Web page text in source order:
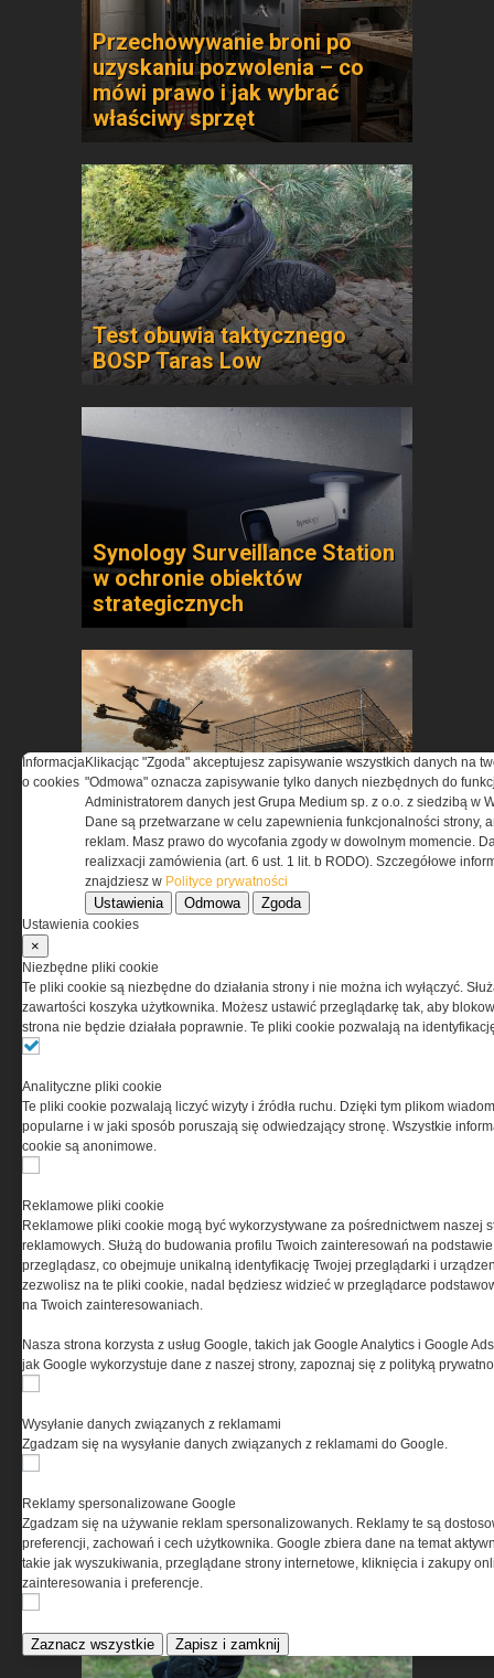
Przechowywanie broni po
uzyskaniu pozwolenia – co
mówi prawo i jak wybrać
właściwy sprzęt
Test obuwia taktycznego
BOSP Taras Low
Synology Surveillance Station
w ochronie obiektów
strategicznych
Pasywna osłona antydronowa
w ochronie infrastruktury
krytycznej
ASTRIVA. Kiedy ochrona
laboratorium
Security Expo 2026 – trzy dni
innowacji, wiedzy i spotkań
liderów branży
Benelli Nova 3 Tactical –
nowoczesna definicja strzelby
pump-action
Informacja
o cookies
Klikacjąc "Zgoda" akceptujesz zapisywanie wszystkich danych na
"Odmowa" oznacza zapisywanie tylko danych niezbędnych do
Administratorem danych jest Grupa Medium sp. z o.o. z siedzibą w
Dane są przetwarzane w celu zapewnienia funkcjonalności strony,
reklam. Masz prawo do wycofania zgody w dowolnym momencie.
realizxacji zamówienia (art. 6 ust. 1 lit. b RODO). Szczegółowe
znajdziesz w Polityce prywatności
Ustawienia Odmowa Zgoda
Ustawienia cookies
×
Niezbędne pliki cookie
Te pliki cookie są niezbędne do działania strony i nie można ich wyłączyć.
zawartości koszyka użytkownika. Możesz ustawić przeglądarkę tak, aby
strona nie będzie działała poprawnie. Te pliki cookie pozwalają na
Analityczne pliki cookie
Te pliki cookie pozwalają liczyć wizyty i źródła ruchu. Dzięki tym plikom
popularne i w jaki sposób poruszają się odwiedzający stronę. Wszystkie
cookie są anonimowe.
Reklamowe pliki cookie
Reklamowe pliki cookie mogą być wykorzystywane za pośrednictwem naszej
reklamowych. Służą do budowania profilu Twoich zainteresowań na
przeglądasz, co obejmuje unikalną identyfikację Twojej przeglądarki i
zezwolisz na te pliki cookie, nadal będziesz widzieć w przeglądarce
na Twoich zainteresowaniach.
Nasza strona korzysta z usług Google, takich jak Google Analytics i Google
jak Google wykorzystuje dane z naszej strony, zapoznaj się z polityką
Wysyłanie danych związanych z reklamami
Zgadzam się na wysyłanie danych związanych z reklamami do Google.
Reklamy spersonalizowane Google
Zgadzam się na używanie reklam spersonalizowanych. Reklamy te są
preferencji, zachowań i cech użytkownika. Google zbiera dane na temat
takie jak wyszukiwania, przeglądane strony internetowe, kliknięcia i zakupy
zainteresowania i preferencje.
Zaznacz wszystkie Zapisz i zamknij